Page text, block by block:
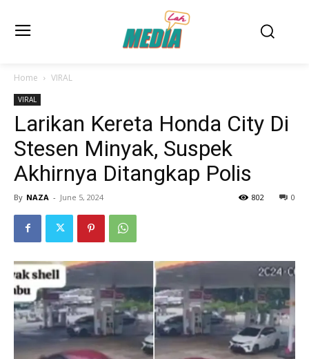
Home VIRAL
VIRAL
Larikan Kereta Honda City Di
Stesen Minyak, Suspek
Akhirnya Ditangkap Polis
By NAZA - June 5, 2024 0
802